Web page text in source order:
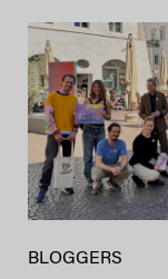
BLOGGERS